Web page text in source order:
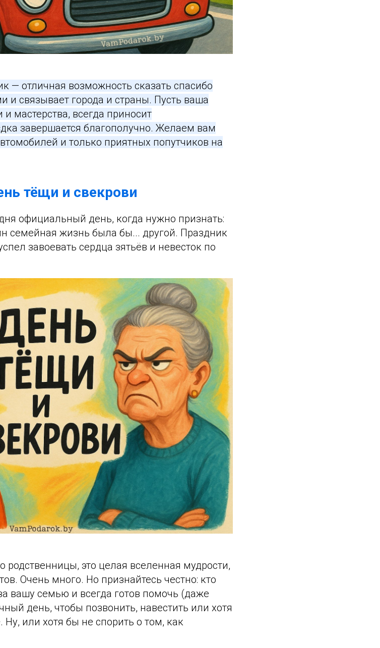
— отличная возможность сказать спасибо
и связывает города и страны. Пусть ваша
и мастерства, всегда приносит
завершается благополучно. Желаем вам
и только приятных попутчиков на
тёщи и свекрови
официальный день, когда нужно признать:
семейная жизнь была бы... другой. Праздник
завоевать сердца зятьёв и невесток по
родственницы, это целая вселенная мудрости,
Очень много. Но признайтесь честно: кто
вашу семью и всегда готов помочь (даже
день, чтобы позвонить, навестить или хотя
или хотя бы не спорить о том, как